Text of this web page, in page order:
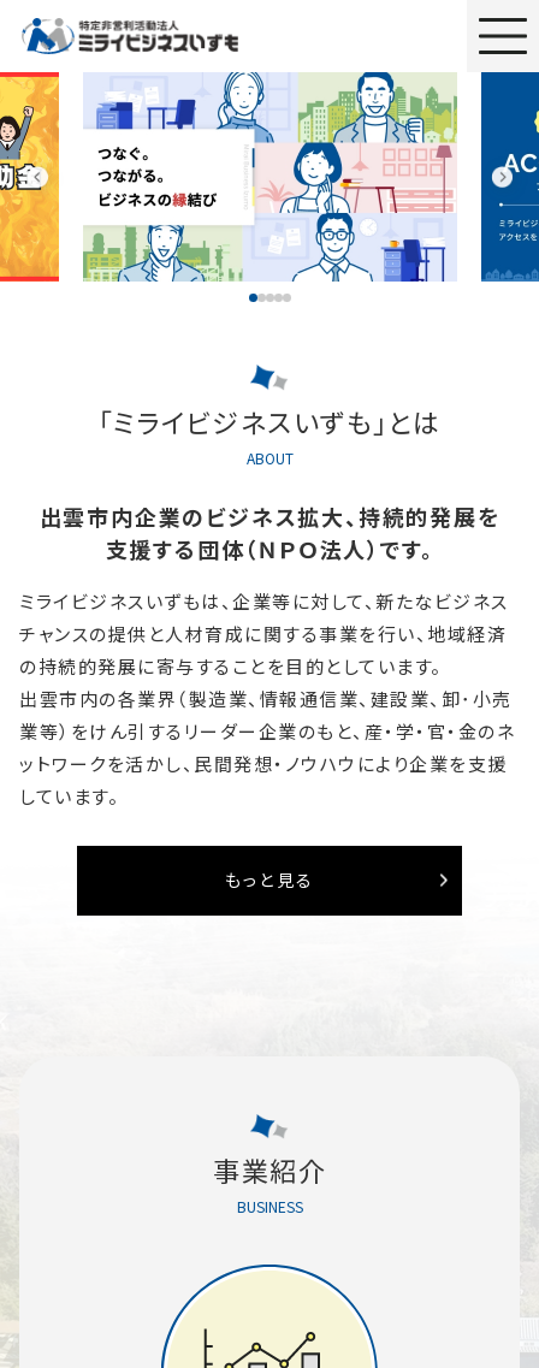
「ミライビジネスいずも」とは
ABOUT
出雲市内企業のビジネス拡大、持続的発展を
支援する団体（ＮＰＯ法人）です。
ミライビジネスいずもは、企業等に対して、新たなビジネス
チャンスの提供と人材育成に関する事業を行い、地域経済
の持続的発展に寄与することを目的としています。
出雲市内の各業界（製造業、情報通信業、建設業、卸･小売
業等）をけん引するリーダー企業のもと、産・学・官・金のネ
ットワークを活かし、民間発想・ノウハウにより企業を支援
しています。
もっと見る
事業紹介
BUSINESS